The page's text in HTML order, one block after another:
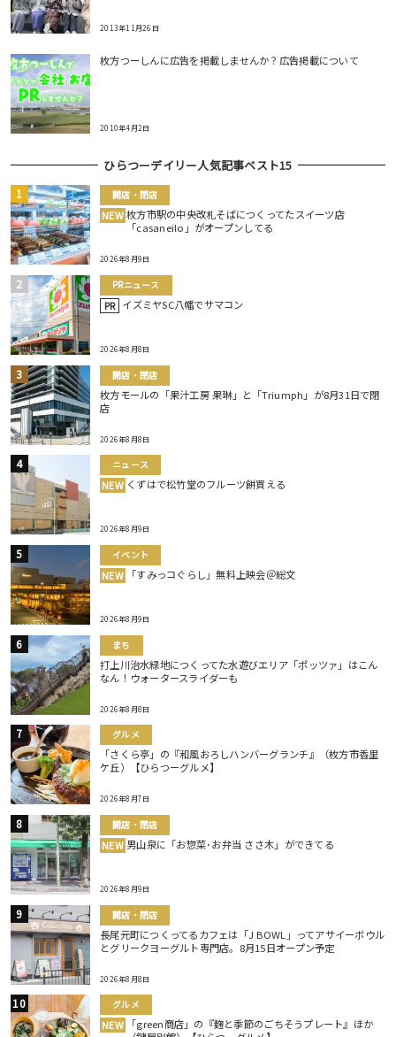
2013年11月26日
枚方つーしんに広告を掲載しませんか？広告掲載について
2010年4月2日
ひらつーデイリー人気記事ベスト15
開店・閉店
NEW 枚方市駅の中央改札そばにつくってたスイーツ店
「casaneilo」がオープンしてる
2026年8月9日
PRニュース
PR イズミヤSC八幡でサマコン
2026年8月8日
開店・閉店
枚方モールの「果汁工房 果琳」と「Triumph」が8月31日で閉
店
2026年8月8日
ニュース
NEW くずはで松竹堂のフルーツ餅買える
2026年8月9日
イベント
NEW 「すみっコぐらし」無料上映会＠総文
2026年8月9日
まち
打上川治水緑地につくってた水遊びエリア「ポッツァ」はこん
なん！ウォータースライダーも
2026年8月8日
グルメ
「さくら亭」の『和風おろしハンバーグランチ』（枚方市香里
ケ丘）【ひらつーグルメ】
2026年8月7日
開店・閉店
NEW 男山泉に「お惣菜･お弁当 ささ木」ができてる
2026年8月9日
開店・閉店
長尾元町につくってるカフェは「J BOWL」ってアサイーボウル
とグリークヨーグルト専門店。8月15日オープン予定
2026年8月8日
グルメ
NEW
「green商店」の『麹と季節のごちそうプレート』ほか